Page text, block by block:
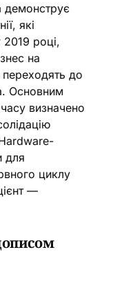
демонструє
які
2019 році,
на
переходять до
Основним
визначено
Hardware-
для
циклу
—